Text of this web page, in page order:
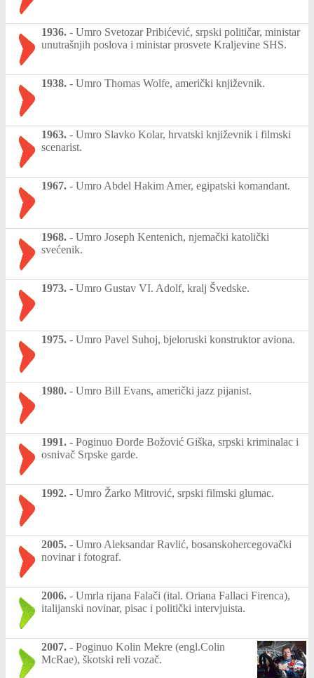
1936. - Umro Svetozar Pribićević, srpski političar, ministar
unutrašnjih poslova i ministar prosvete Kraljevine SHS.
1938. - Umro Thomas Wolfe, američki književnik.
1963. - Umro Slavko Kolar, hrvatski književnik i filmski
scenarist.
1967. - Umro Abdel Hakim Amer, egipatski komandant.
1968. - Umro Joseph Kentenich, njemački katolički
svećenik.
1973. - Umro Gustav VI. Adolf, kralj Švedske.
1975. - Umro Pavel Suhoj, bjeloruski konstruktor aviona.
1980. - Umro Bill Evans, američki jazz pijanist.
1991. - Poginuo Đorđe Božović Giška, srpski kriminalac i
osnivač Srpske garde.
1992. - Umro Žarko Mitrović, srpski filmski glumac.
2005. - Umro Aleksandar Ravlić, bosanskohercegovački
novinar i fotograf.
2006. - Umrla rijana Falači (ital. Oriana Fallaci Firenca),
italijanski novinar, pisac i politički intervjuista.
2007. - Poginuo Kolin Mekre (engl.Colin
McRae), škotski reli vozač.